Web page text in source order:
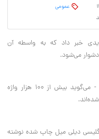
عمومی
خبر داد که به واسطه آن
می‌شود.
اریک اشمیت - مدیر اجرایی شرکت گوگل - می‌گوید بیش از 100 هزار واژه
دیلی میل چاپ شده نوشته